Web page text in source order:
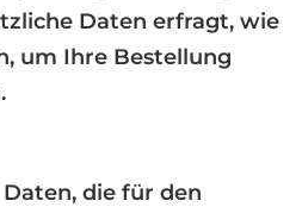
Daten erfragt, wie
um Ihre Bestellung
die für den